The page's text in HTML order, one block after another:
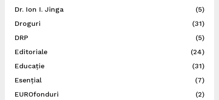
Dr. Ion I. Jinga
(5)
Droguri
(31)
DRP
(5)
Editoriale
(24)
Educație
(31)
Esențial
(7)
EUROfonduri
(2)